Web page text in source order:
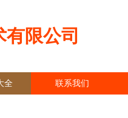
限公司
全 联系我们